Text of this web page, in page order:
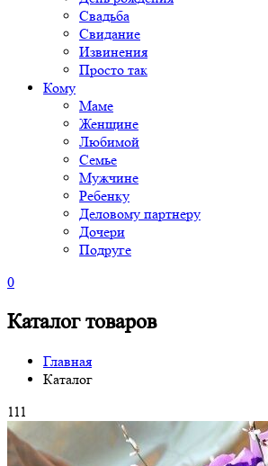
Свадьба
Свидание
Извинения
Просто так
Кому
Маме
Женщине
Любимой
Семье
Мужчине
Ребенку
Деловому партнеру
Дочери
Подруге
0
Каталог товаров
Главная
Каталог
111